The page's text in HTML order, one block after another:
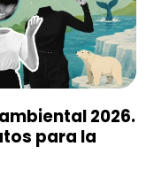
2026.
para la